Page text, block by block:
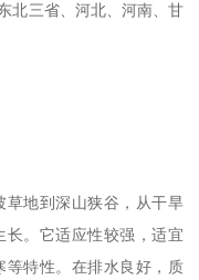
北三省、河北、河南、甘
草地到深山狭谷，从干旱
长。它适应性较强，适宜
等特性。在排水良好，质